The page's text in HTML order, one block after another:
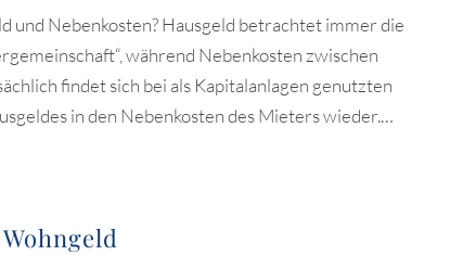
und Nebenkosten? Hausgeld betrachtet immer die
während Nebenkosten zwischen
findet sich bei als Kapitalanlagen genutzten
in den Nebenkosten des Mieters wieder.…